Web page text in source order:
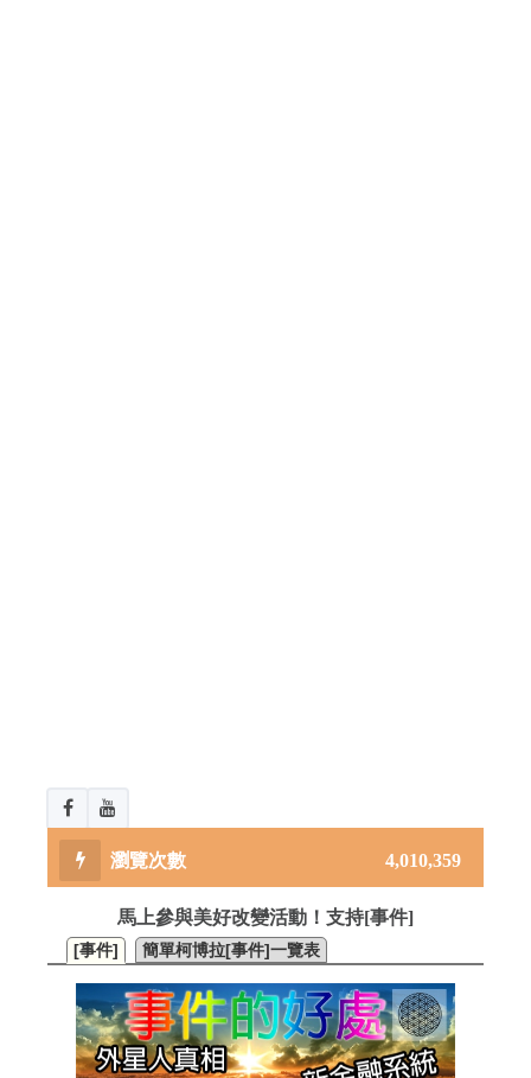
4,010,359
馬上參與美好改變活動！支持[事件]
[事件] 簡單柯博拉[事件]一覽表